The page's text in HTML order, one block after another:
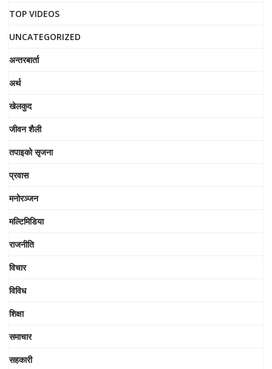
TOP VIDEOS
UNCATEGORIZED
अन्तरबार्ता
अर्थ
खेलकुद
जीवन शैली
तपाइको सृजना
प्रवास
मनोरञ्जन
मल्टिमिडिया
राजनीति
विचार
विविध
शिक्षा
समाचार
सहकारी